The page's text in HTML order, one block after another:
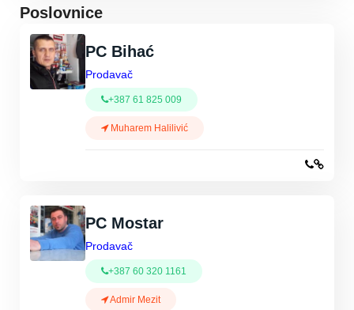
Poslovnice
PC Bihać
Prodavač
+387 61 825 009
Muharem Halilivić
PC Mostar
Prodavač
+387 60 320 1161
Admir Mezit